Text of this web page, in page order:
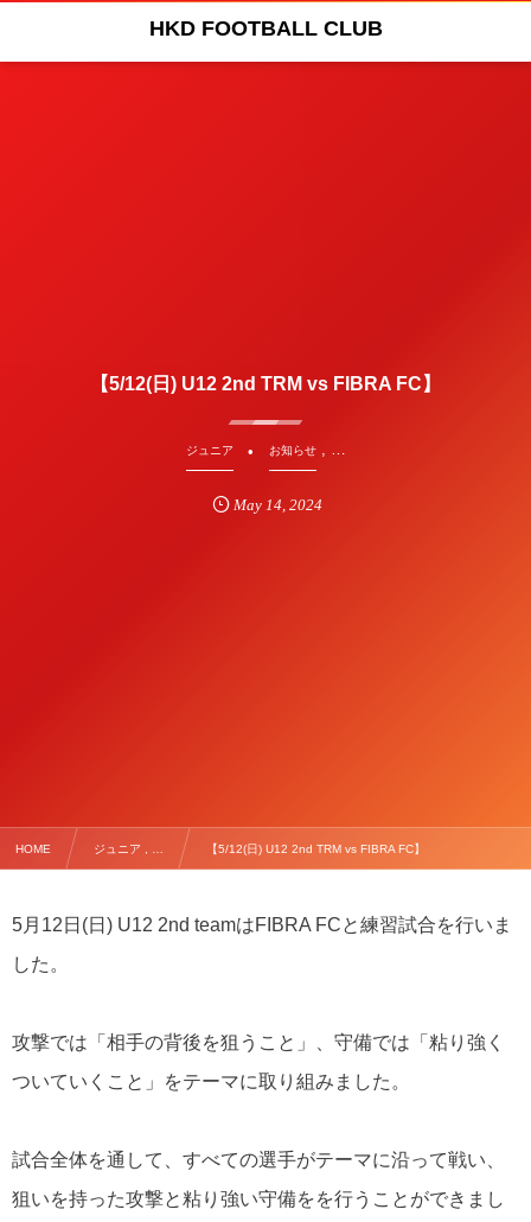
HKD FOOTBALL CLUB
【5/12(日) U12 2nd TRM vs FIBRA FC】
ジュニア お知らせ, …
May 14,2024
HOME ジュニア , … 【5/12(日) U12 2nd TRM vs FIBRA FC】
5月12日(日) U12 2nd teamはFIBRA FCと練習試合を行いま
した。
攻撃では「相手の背後を狙うこと」、守備では「粘り強く
ついていくこと」をテーマに取り組みました。
試合全体を通して、すべての選手がテーマに沿って戦い、
狙いを持った攻撃と粘り強い守備をを行うことができまし